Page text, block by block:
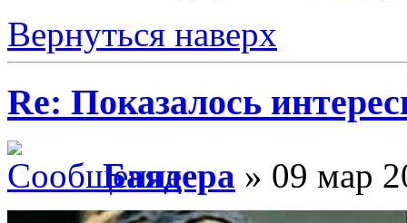
Вернуться наверх
Re: Показалось
Баядера » 09 мар